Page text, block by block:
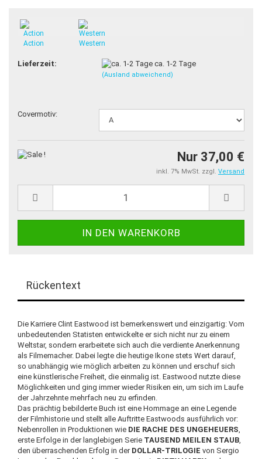
Action Western
Lieferzeit: ca. 1-2 Tage
(Ausland abweichend)
Covermotiv:
Nur 37,00 €
inkl. 7% MwSt. zzgl. Versand
Rückentext
Die Karriere Clint Eastwood ist bemerkenswert und einzigartig: Vom
unbedeutenden Statisten entwickelte er sich nicht nur zu einem
Weltstar, sondern erarbeitete sich auch die verdiente Anerkennung
als Filmemacher. Dabei legte die heutige Ikone stets Wert darauf,
so unabhängig wie möglich arbeiten zu können und erschuf sich
eine künstlerische Freiheit, die einmalig ist. Eastwood nutzte diese
Möglichkeiten und ging immer wieder Risiken ein, um sich im Laufe
der Jahrzehnte mehrfach neu zu erfinden.
Das prächtig bebilderte Buch ist eine Hommage an eine Legende
der Filmhistorie und stellt alle Auftritte Eastwoods ausführlich vor:
Nebenrollen in Produktionen wie DIE RACHE DES UNGEHEUERS
erste Erfolge in der langlebigen Serie TAUSEND MEILEN STAUB
den überraschenden Erfolg in der DOLLAR-TRILOGIE von Sergio